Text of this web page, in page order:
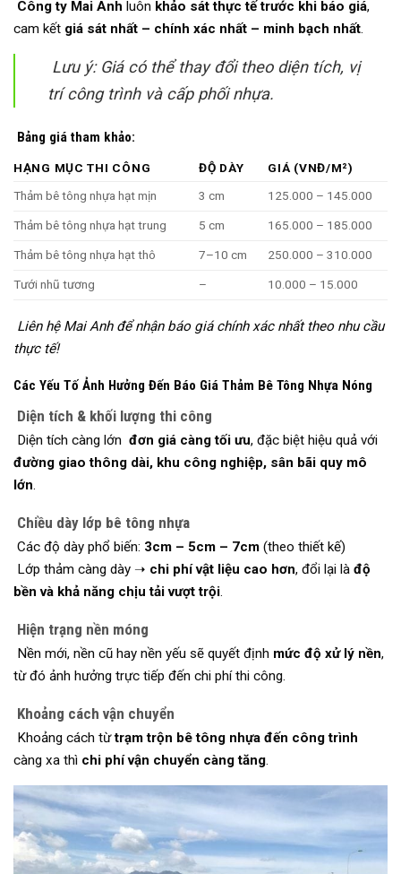
Công ty Mai Anh luôn khảo sát thực tế trước khi báo giá,
cam kết giá sát nhất – chính xác nhất – minh bạch nhất.
Lưu ý: Giá có thể thay đổi theo diện tích, vị
trí công trình và cấp phối nhựa.
Bảng giá tham khảo:
HẠNG MỤC THI CÔNG ĐỘ DÀY
GIÁ (VNĐ/M²)
Thảm bê tông nhựa hạt mịn
3 cm 125.000 – 145.000
Thảm bê tông nhựa hạt trung 5 cm 165.000 – 185.000
Thảm bê tông nhựa hạt thô 7–10 cm 250.000 – 310.000
Tưới nhũ tương – 10.000 – 15.000
Liên hệ Mai Anh để nhận báo giá chính xác nhất theo nhu cầu
thực tế!
Các Yếu Tố Ảnh Hưởng Đến Báo Giá Thảm Bê Tông Nhựa Nóng
Diện tích & khối lượng thi công
Diện tích càng lớn đơn giá càng tối ưu, đặc biệt hiệu quả với
đường giao thông dài, khu công nghiệp, sân bãi quy mô
lớn
Chiều dày lớp bê tông nhựa
Các độ dày phổ biến: 3cm – 5cm – 7cm (theo thiết kế)
Lớp thảm càng dày ➝ chi phí vật liệu cao hơn, đổi lại là độ
bền và khả năng chịu tải vượt trội
Hiện trạng nền móng
Nền mới, nền cũ hay nền yếu sẽ quyết định mức độ xử lý nền,
từ đó ảnh hưởng trực tiếp đến chi phí thi công.
Khoảng cách vận chuyển
Khoảng cách từtrạm trộn bê tông nhựa đến công trình
càng xa thì chi phí vận chuyển càng tăng